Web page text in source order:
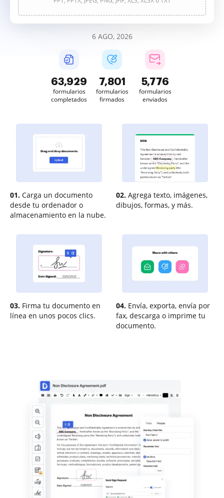
6 AGO, 2026
63,929
formularios
completados
7,801
formularios
firmados
5,776
formularios
enviados
01. Carga un documento
desde tu ordenador o
almacenamiento en la nube.
02. Agrega texto, imágenes,
dibujos, formas, y más.
03. Firma tu documento en
línea en unos pocos clics.
04. Envía, exporta, envía por
fax, descarga o imprime tu
documento.